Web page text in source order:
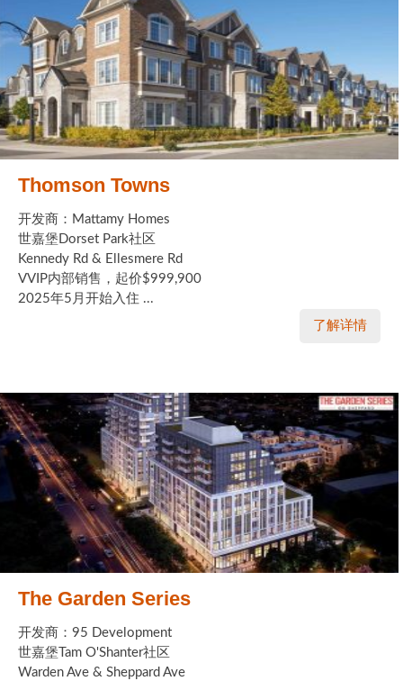
Thomson Towns
开发商：Mattamy Homes
世嘉堡Dorset Park社区
Kennedy Rd & Ellesmere Rd
VVIP内部销售，起价$999,900
2025年5月开始入住 ...
了解详情
The Garden Series
开发商：95 Development
世嘉堡Tam O'Shanter社区
Warden Ave & Sheppard Ave